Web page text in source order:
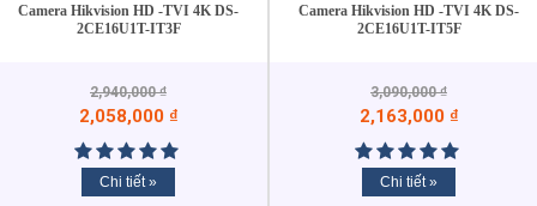
Camera Hikvision HD -TVI 4K DS-
2CE16U1T-IT3F
2,940,000₫
2,058,000 ₫
Chi tiết »
Camera Hikvision HD -TVI 4K DS-
2CE16U1T-IT5F
3,090,000₫
2,163,000 ₫
Chi tiết »